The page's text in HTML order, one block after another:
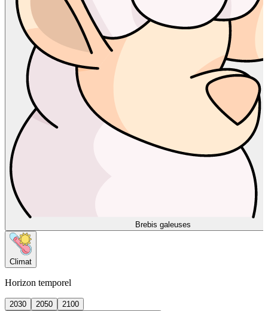
Brebis galeuses
Climat
Horizon temporel
2030 2050
2100